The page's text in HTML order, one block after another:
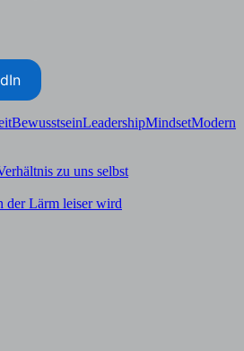
BewusstseinLeadershipMindsetModern
zu uns selbst
der Lärm leiser wird